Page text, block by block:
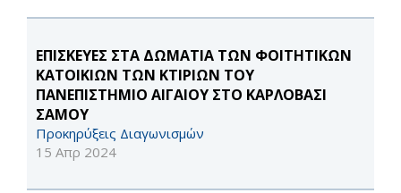
ΕΠΙΣΚΕΥΕΣ ΣΤΑ ΔΩΜΑΤΙΑ ΤΩΝ ΦΟΙΤΗΤΙΚΩΝ
ΚΑΤΟΙΚΙΩΝ ΤΩΝ ΚΤΙΡΙΩΝ ΤΟΥ
ΠΑΝΕΠΙΣΤΗΜΙΟ ΑΙΓΑΙΟΥ ΣΤΟ ΚΑΡΛΟΒΑΣΙ
ΣΑΜΟΥ
Προκηρύξεις Διαγωνισμών
15 Απρ 2024